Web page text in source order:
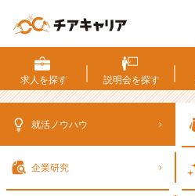
8
卒
向
策
求人を探す 説明会を探す
就活ノウハウ
企業研究